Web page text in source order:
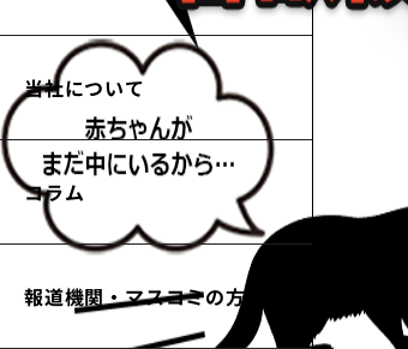
当社について
コラム
報道機関・マスコミの方へ